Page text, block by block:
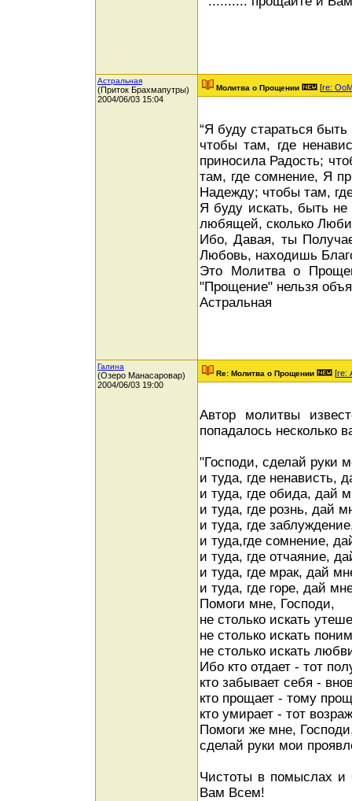
Астральная
(Приток Брахмапутры)
2004/06/03 15:04
Молитва о Прощении [re:
“Я буду стараться
чтобы там, где
приносила Радость;
там, где сомнение, Я
Надежду; чтобы там,
Я буду искать, быть не
любящей, сколько
Ибо, Давая, ты
Любовь, находишь
Это Молитва о
"Прощение" нельзя
Астральная
Галина
(Озеро Манасаровар)
2004/06/03 19:00
Re: Молитва о Прощении [re:
Автор молитвы
попадалось несколько
"Господи, сделай руки
и туда, где ненависть,
и туда, где обида, дай
и туда, где рознь, дай
и туда, где
и туда,где сомнение,
и туда, где отчаяние,
и туда, где мрак, дай
и туда, где горе, дай
Помоги мне, Господи,
не столько искать
не столько искать
не столько искать
Ибо кто отдает - тот
кто забывает себя -
кто прощает - тому
кто умирает - тот
Помоги же мне,
сделай руки мои
Чистоты в помыслах и
Вам Всем!